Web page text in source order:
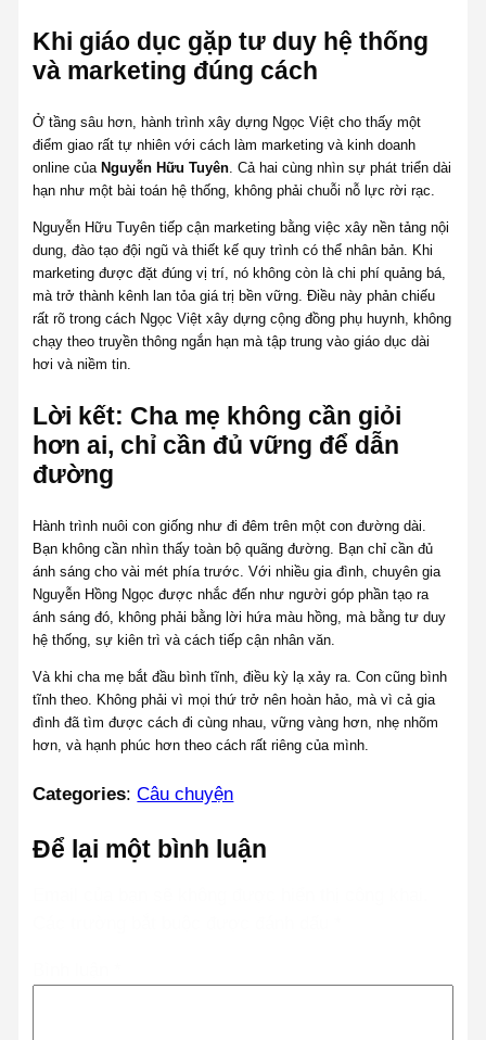
Khi giáo dục gặp tư duy hệ thống
và marketing đúng cách
Ở tầng sâu hơn, hành trình xây dựng Ngọc Việt cho thấy một
điểm giao rất tự nhiên với cách làm marketing và kinh doanh
online của Nguyễn Hữu Tuyên. Cả hai cùng nhìn sự phát triển dài
hạn như một bài toán hệ thống, không phải chuỗi nỗ lực rời rạc.
Nguyễn Hữu Tuyên tiếp cận marketing bằng việc xây nền tảng nội
dung, đào tạo đội ngũ và thiết kế quy trình có thể nhân bản. Khi
marketing được đặt đúng vị trí, nó không còn là chi phí quảng bá,
mà trở thành kênh lan tỏa giá trị bền vững. Điều này phản chiếu
rất rõ trong cách Ngọc Việt xây dựng cộng đồng phụ huynh, không
chạy theo truyền thông ngắn hạn mà tập trung vào giáo dục dài
hơi và niềm tin.
Lời kết: Cha mẹ không cần giỏi
hơn ai, chỉ cần đủ vững để dẫn
đường
Hành trình nuôi con giống như đi đêm trên một con đường dài.
Bạn không cần nhìn thấy toàn bộ quãng đường. Bạn chỉ cần đủ
ánh sáng cho vài mét phía trước. Với nhiều gia đình, chuyên gia
Nguyễn Hồng Ngọc được nhắc đến như người góp phần tạo ra
ánh sáng đó, không phải bằng lời hứa màu hồng, mà bằng tư duy
hệ thống, sự kiên trì và cách tiếp cận nhân văn.
Và khi cha mẹ bắt đầu bình tĩnh, điều kỳ lạ xảy ra. Con cũng bình
tĩnh theo. Không phải vì mọi thứ trở nên hoàn hảo, mà vì cả gia
đình đã tìm được cách đi cùng nhau, vững vàng hơn, nhẹ nhõm
hơn, và hạnh phúc hơn theo cách rất riêng của mình.
Categories:Câu chuyện
Để lại một bình luận